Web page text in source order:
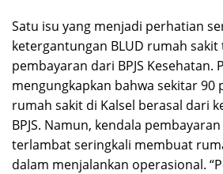
Satu isu yang menjadi perhatian
ketergantungan BLUD rumah
pembayaran dari BPJS Kesehatan.
mengungkapkan bahwa sekitar 90
rumah sakit di Kalsel berasal dari
BPJS. Namun, kendala pembayaran
terlambat seringkali membuat
dalam menjalankan operasional.